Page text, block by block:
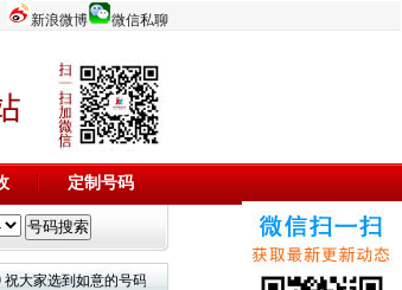
新浪微博 微信私聊
定制号码
祝大家选到如意的号码，码到成功！欢迎添加微信客服：